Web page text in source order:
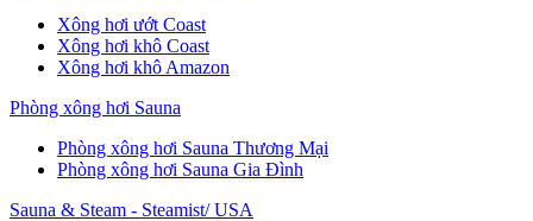
Xông hơi ướt Coast
Xông hơi khô Coast
Xông hơi khô Amazon
Phòng xông hơi Sauna
Phòng xông hơi Sauna Thương Mại
Phòng xông hơi Sauna Gia Đình
Sauna & Steam - Steamist/ USA